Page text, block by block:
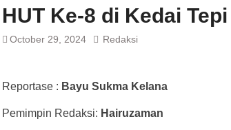
HUT Ke-8 di Kedai
October 29, 2024 Redaksi
Reportase : Bayu Sukma Kelana
Pemimpin Redaksi: Hairuzaman